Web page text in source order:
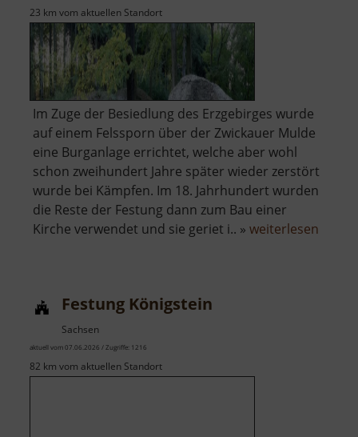
23 km vom aktuellen Standort
Im Zuge der Besiedlung des Erzgebirges wurde
auf einem Felssporn über der Zwickauer Mulde
eine Burganlage errichtet, welche aber wohl
schon zweihundert Jahre später wieder zerstört
wurde bei Kämpfen. Im 18. Jahrhundert wurden
die Reste der Festung dann zum Bau einer
Kirche verwendet und sie geriet i.. » weiterlesen
Festung Königstein
Sachsen
aktuell vom 07.06.2026 / Zugriffe: 1216
82 km vom aktuellen Standort